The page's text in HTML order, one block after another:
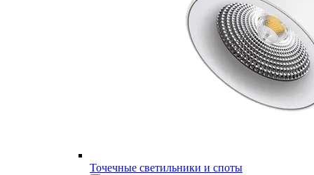
Точечные светильники и споты